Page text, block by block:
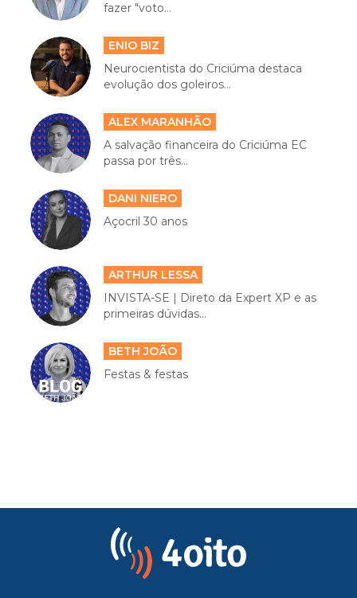
fazer "voto...
ENIO BIZ
Neurocientista do Criciúma destaca
evolução dos goleiros...
ALEX MARANHÃO
A salvação financeira do Criciúma EC
passa por três...
DANI NIERO
Açocril 30 anos
ARTHUR LESSA
INVISTA-SE | Direto da Expert XP e as
primeiras dúvidas...
BETH JOÃO
Festas & festas